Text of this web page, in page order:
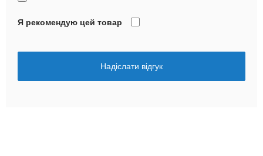
Я рекомендую цей товар
Надіслати відгук